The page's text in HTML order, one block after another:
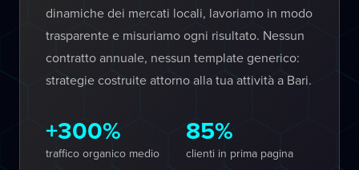
dinamiche dei mercati locali, lavoriamo in modo
trasparente e misuriamo ogni risultato. Nessun
contratto annuale, nessun template generico:
strategie costruite attorno alla tua attività a Bari.
+300%
traffico organico medio
85%
clienti in prima pagina